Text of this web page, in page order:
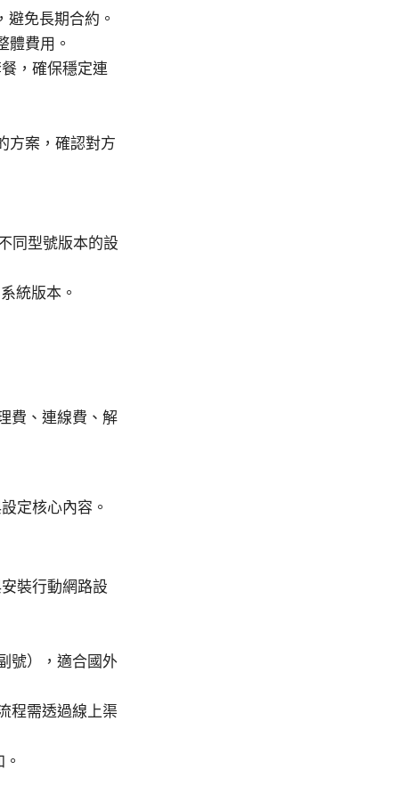
免長期合約。
體費用。
，確保穩定連
方案，確認對方
同型號版本的設
統版本。
費、連線費、解
定核心內容。
裝行動網路設
號），適合國外
程需透過線上渠